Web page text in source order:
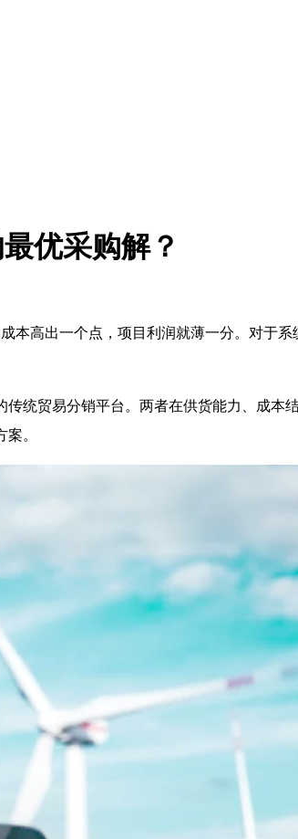
优采购解？
高出一个点，项目利润就薄一分。对于系
统贸易分销平台。两者在供货能力、成本
。